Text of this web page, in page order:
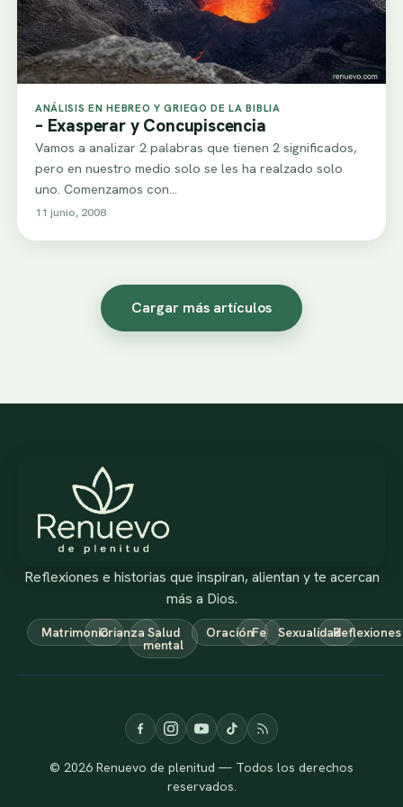
ANÁLISIS EN HEBREO Y GRIEGO DE LA BIBLIA
– Exasperar y Concupiscencia
Vamos a analizar 2 palabras que tienen 2 significados,
pero en nuestro medio solo se les ha realzado solo
uno. Comenzamos con…
11 junio, 2008
Cargar más artículos
Reflexiones e historias que inspiran, alientan y te acercan
más a Dios.
MatrimonioCrianza Salud
mental
OraciónFe SexualidadReflexiones
© 2026 Renuevo de plenitud — Todos los derechos
reservados.